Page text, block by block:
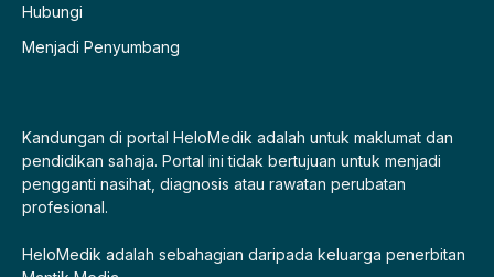
Hubungi
Menjadi Penyumbang
Kandungan di portal HeloMedik adalah untuk maklumat dan
pendidikan sahaja. Portal ini tidak bertujuan untuk menjadi
pengganti nasihat, diagnosis atau rawatan perubatan
profesional.
HeloMedik adalah sebahagian daripada keluarga penerbitan